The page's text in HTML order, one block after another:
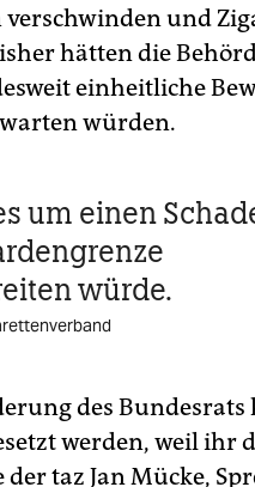
verschwinden und
hätten die
einheitliche
würden.
um einen
würde.
des
werden, weil ihr
der taz Jan Mücke,